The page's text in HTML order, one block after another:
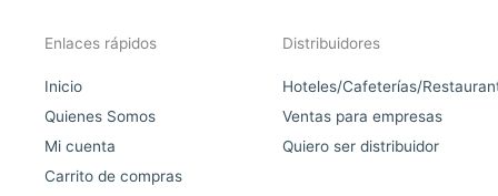
Enlaces rápidos
Inicio
Quienes Somos
Mi cuenta
Carrito de compras
Distribuidores
Hoteles/Cafeterías/
Ventas para empresas
Quiero ser distribuidor